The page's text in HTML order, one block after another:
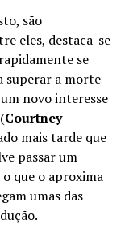
são
eles, destaca-se
se
superar a morte
novo interesse
Courtney
mais tarde que
passar um
que o aproxima
umas das